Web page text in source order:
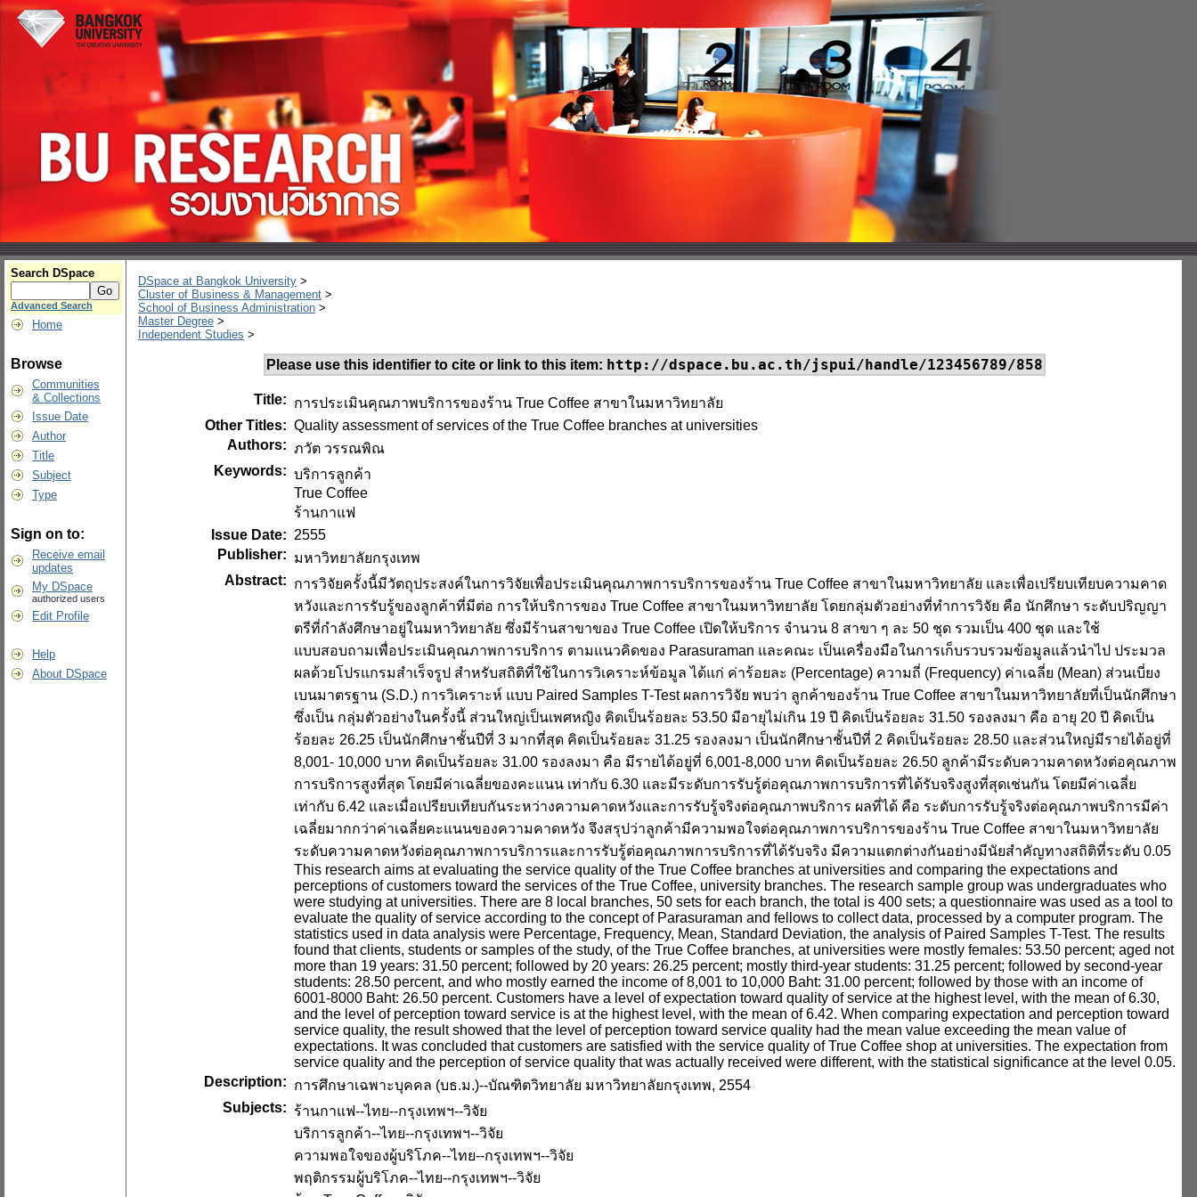
Search DSpace
Advanced Search
Home
Browse
Communities
& Collections
Issue Date
Author
Title
Subject
Type
Sign on to:
Receive email
updates
My DSpace
authorized users
Edit Profile
Help
About DSpace
DSpace at Bangkok University >
Cluster of Business & Management >
School of Business Administration >
Master Degree >
Independent Studies >
Please use this identifier to cite or link to this item: http://dspace.bu.ac.th/jspui/handle/123456789/858
Title: การประเมินคุณภาพบริการของร้าน True Coffee สาขาในมหาวิทยาลัย
Other Titles: Quality assessment of services of the True Coffee branches at universities
Authors: ภวัต วรรณพิณ
Keywords: บริการลูกค้า
True Coffee
ร้านกาแฟ
Issue Date: 2555
Publisher: มหาวิทยาลัยกรุงเทพ
Abstract: การวิจัยครั้งนี้มีวัตถุประสงค์ในการวิจัยเพื่อประเมินคุณภาพการบริการของร้าน True Coffee สาขาในมหาวิทยาลัย และเพื่อเปรียบเทียบความคาด
หวังและการรับรู้ของลูกค้าที่มีต่อ การให้บริการของ True Coffee สาขาในมหาวิทยาลัย โดยกลุ่มตัวอย่างที่ทำการวิจัย คือ นักศึกษา ระดับปริญญา
ตรีที่กำลังศึกษาอยู่ในมหาวิทยาลัย ซึ่งมีร้านสาขาของ True Coffee เปิดให้บริการ จำนวน 8 สาขา ๆ ละ 50 ชุด รวมเป็น 400 ชุด และใช้
แบบสอบถามเพื่อประเมินคุณภาพการบริการ ตามแนวคิดของ Parasuraman และคณะ เป็นเครื่องมือในการเก็บรวบรวมข้อมูลแล้วนำไป ประมวล
ผลด้วยโปรแกรมสำเร็จรูป สำหรับสถิติที่ใช้ในการวิเคราะห์ข้อมูล ได้แก่ ค่าร้อยละ (Percentage) ความถี่ (Frequency) ค่าเฉลี่ย (Mean) ส่วนเบี่ยง
เบนมาตรฐาน (S.D.) การวิเคราะห์ แบบ Paired Samples T-Test ผลการวิจัย พบว่า ลูกค้าของร้าน True Coffee สาขาในมหาวิทยาลัยที่เป็นนักศึกษา
ซึ่งเป็น กลุ่มตัวอย่างในครั้งนี้ ส่วนใหญ่เป็นเพศหญิง คิดเป็นร้อยละ 53.50 มีอายุไม่เกิน 19 ปี คิดเป็นร้อยละ 31.50 รองลงมา คือ อายุ 20 ปี คิดเป็น
ร้อยละ 26.25 เป็นนักศึกษาชั้นปีที่ 3 มากที่สุด คิดเป็นร้อยละ 31.25 รองลงมา เป็นนักศึกษาชั้นปีที่ 2 คิดเป็นร้อยละ 28.50 และส่วนใหญ่มีรายได้อยู่ที่
8,001- 10,000 บาท คิดเป็นร้อยละ 31.00 รองลงมา คือ มีรายได้อยู่ที่ 6,001-8,000 บาท คิดเป็นร้อยละ 26.50 ลูกค้ามีระดับความคาดหวังต่อคุณภาพ
การบริการสูงที่สุด โดยมีค่าเฉลี่ยของคะแนน เท่ากับ 6.30 และมีระดับการรับรู้ต่อคุณภาพการบริการที่ได้รับจริงสูงที่สุดเช่นกัน โดยมีค่าเฉลี่ย
เท่ากับ 6.42 และเมื่อเปรียบเทียบกันระหว่างความคาดหวังและการรับรู้จริงต่อคุณภาพบริการ ผลที่ได้ คือ ระดับการรับรู้จริงต่อคุณภาพบริการมีค่า
เฉลี่ยมากกว่าค่าเฉลี่ยคะแนนของความคาดหวัง จึงสรุปว่าลูกค้ามีความพอใจต่อคุณภาพการบริการของร้าน True Coffee สาขาในมหาวิทยาลัย
ระดับความคาดหวังต่อคุณภาพการบริการและการรับรู้ต่อคุณภาพการบริการที่ได้รับจริง มีความแตกต่างกันอย่างมีนัยสำคัญทางสถิติที่ระดับ 0.05
This research aims at evaluating the service quality of the True Coffee branches at universities and comparing the expectations and
perceptions of customers toward the services of the True Coffee, university branches. The research sample group was undergraduates who
were studying at universities. There are 8 local branches, 50 sets for each branch, the total is 400 sets; a questionnaire was used as a tool to
evaluate the quality of service according to the concept of Parasuraman and fellows to collect data, processed by a computer program. The
statistics used in data analysis were Percentage, Frequency, Mean, Standard Deviation, the analysis of Paired Samples T-Test. The results
found that clients, students or samples of the study, of the True Coffee branches, at universities were mostly females: 53.50 percent; aged not
more than 19 years: 31.50 percent; followed by 20 years: 26.25 percent; mostly third-year students: 31.25 percent; followed by second-year
students: 28.50 percent, and who mostly earned the income of 8,001 to 10,000 Baht: 31.00 percent; followed by those with an income of
6001-8000 Baht: 26.50 percent. Customers have a level of expectation toward quality of service at the highest level, with the mean of 6.30,
and the level of perception toward service is at the highest level, with the mean of 6.42. When comparing expectation and perception toward
service quality, the result showed that the level of perception toward service quality had the mean value exceeding the mean value of
expectations. It was concluded that customers are satisfied with the service quality of True Coffee shop at universities. The expectation from
service quality and the perception of service quality that was actually received were different, with the statistical significance at the level 0.05.
Description: การศึกษาเฉพาะบุคคล (บธ.ม.)--บัณฑิตวิทยาลัย มหาวิทยาลัยกรุงเทพ, 2554
Subjects: ร้านกาแฟ--ไทย--กรุงเทพฯ--วิจัย
บริการลูกค้า--ไทย--กรุงเทพฯ--วิจัย
ความพอใจของผู้บริโภค--ไทย--กรุงเทพฯ--วิจัย
พฤติกรรมผู้บริโภค--ไทย--กรุงเทพฯ--วิจัย